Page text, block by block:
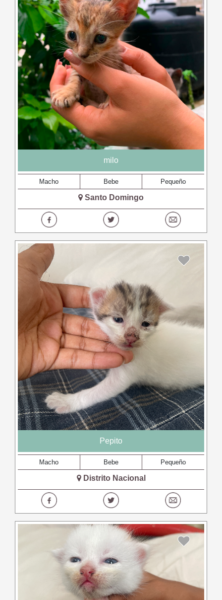
milo
Macho Bebe Pequeño
Santo Domingo
Pepito
Macho Bebe Pequeño
Distrito Nacional